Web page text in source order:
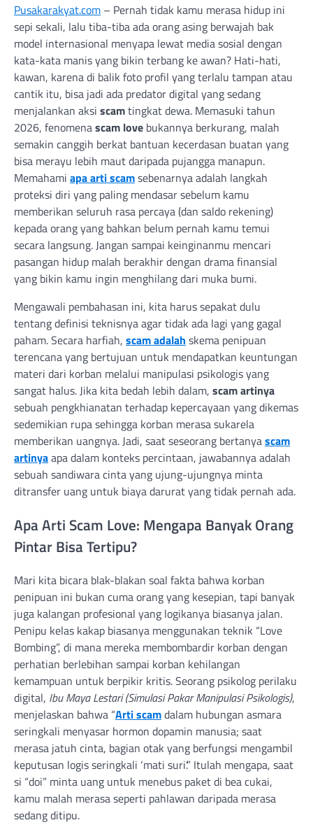
Pusakarakyat.com – Pernah tidak kamu merasa hidup ini
sepi sekali, lalu tiba-tiba ada orang asing berwajah bak
model internasional menyapa lewat media sosial dengan
kata-kata manis yang bikin terbang ke awan? Hati-hati,
kawan, karena di balik foto profil yang terlalu tampan atau
cantik itu, bisa jadi ada predator digital yang sedang
menjalankan aksi scamtingkat dewa. Memasuki tahun
2026, fenomenascam love bukannya berkurang, malah
semakin canggih berkat bantuan kecerdasan buatan yang
bisa merayu lebih maut daripada pujangga manapun.
Memahami apa arti scamsebenarnya adalah langkah
proteksi diri yang paling mendasar sebelum kamu
memberikan seluruh rasa percaya (dan saldo rekening)
kepada orang yang bahkan belum pernah kamu temui
secara langsung. Jangan sampai keinginanmu mencari
pasangan hidup malah berakhir dengan drama finansial
yang bikin kamu ingin menghilang dari muka bumi.
Mengawali pembahasan ini, kita harus sepakat dulu
tentang definisi teknisnya agar tidak ada lagi yang gagal
paham. Secara harfiah, scam adalah skema penipuan
terencana yang bertujuan untuk mendapatkan keuntungan
materi dari korban melalui manipulasi psikologis yang
sangat halus. Jika kita bedah lebih dalam, scam artinya
sebuah pengkhianatan terhadap kepercayaan yang dikemas
sedemikian rupa sehingga korban merasa sukarela
memberikan uangnya. Jadi, saat seseorang bertanyascam
artinyaapa dalam konteks percintaan, jawabannya adalah
sebuah sandiwara cinta yang ujung-ujungnya minta
ditransfer uang untuk biaya darurat yang tidak pernah ada.
Apa Arti Scam Love: Mengapa Banyak Orang
Pintar Bisa Tertipu?
Mari kita bicara blak-blakan soal fakta bahwa korban
penipuan ini bukan cuma orang yang kesepian, tapi banyak
juga kalangan profesional yang logikanya biasanya jalan.
Penipu kelas kakap biasanya menggunakan teknik “Love
Bombing”, di mana mereka membombardir korban dengan
perhatian berlebihan sampai korban kehilangan
kemampuan untuk berpikir kritis. Seorang psikolog perilaku
digital, Ibu Maya Lestari (Simulasi Pakar Manipulasi Psikologis),
menjelaskan bahwa “Arti scamdalam hubungan asmara
seringkali menyasar hormon dopamin manusia; saat
merasa jatuh cinta, bagian otak yang berfungsi mengambil
keputusan logis seringkali ‘mati suri’.” Itulah mengapa, saat
si “doi” minta uang untuk menebus paket di bea cukai,
kamu malah merasa seperti pahlawan daripada merasa
sedang ditipu.